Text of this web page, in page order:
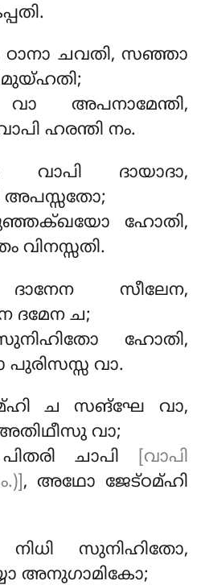
ഠാനാ ചവതി, സഞ്ഞാ
അപനാമേന്തി,
ഹരന്തി നം.
വാപി ദായാദാ,
അപസ്സതോ;
ഹോതി,
വിനസ്സതി.
ദാനേന സീലേന,
ദമേന ച;
ഹോതി,
പുരിസസ്സ വാ.
ച സങ്ഘേ വാ,
വാ;
ചാപി
[വാപി
, അഥോ ജേട്ഠമ്ഹി
സുനിഹിതോ,
അനുഗാമികോ;